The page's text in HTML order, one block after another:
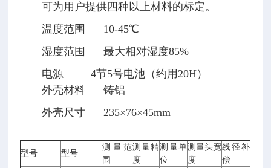
可为用户提供四种以上材料的标定。
温度范围 10-45℃
湿度范围 最大相对湿度85%
电源 4节5号电池（约用20H）
外壳材料 铸铝
外壳尺寸 235×76×45mm
型号 型号
测量范
围
测量精
度
测量单
位
测量头宽
度
线径补
偿